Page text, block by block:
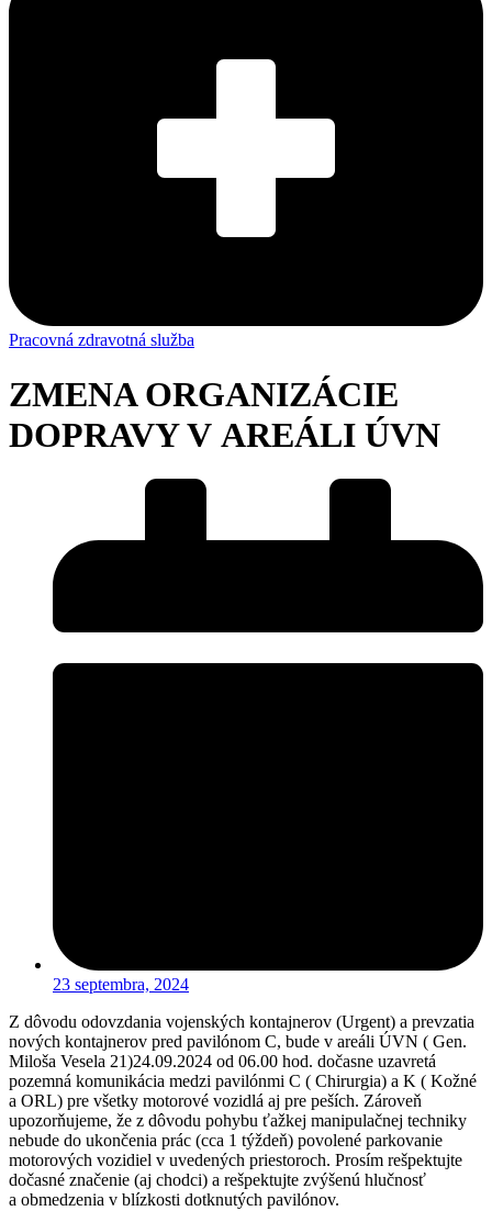
Pracovná zdravotná služba
ZMENA ORGANIZÁCIE
DOPRAVY V AREÁLI ÚVN
23 septembra, 2024
Z dôvodu odovzdania vojenských kontajnerov (Urgent) a prevzatia
nových kontajnerov pred pavilónom C, bude v areáli ÚVN ( Gen.
Miloša Vesela 21)24.09.2024 od 06.00 hod. dočasne uzavretá
pozemná komunikácia medzi pavilónmi C ( Chirurgia) a K ( Kožné
a ORL) pre všetky motorové vozidlá aj pre peších. Zároveň
upozorňujeme, že z dôvodu pohybu ťažkej manipulačnej techniky
nebude do ukončenia prác (cca 1 týždeň) povolené parkovanie
motorových vozidiel v uvedených priestoroch. Prosím rešpektujte
dočasné značenie (aj chodci) a rešpektujte zvýšenú hlučnosť
a obmedzenia v blízkosti dotknutých pavilónov.